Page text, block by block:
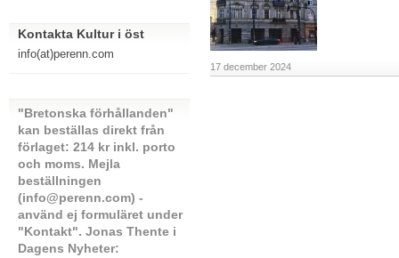
17 december 2024
Kontakta Kultur i öst
info(at)perenn.com
"Bretonska förhållanden"
kan beställas direkt från
förlaget: 214 kr inkl. porto
och moms. Mejla
beställningen
(info@perenn.com) -
använd ej formuläret under
"Kontakt". Jonas Thente i
Dagens Nyheter: